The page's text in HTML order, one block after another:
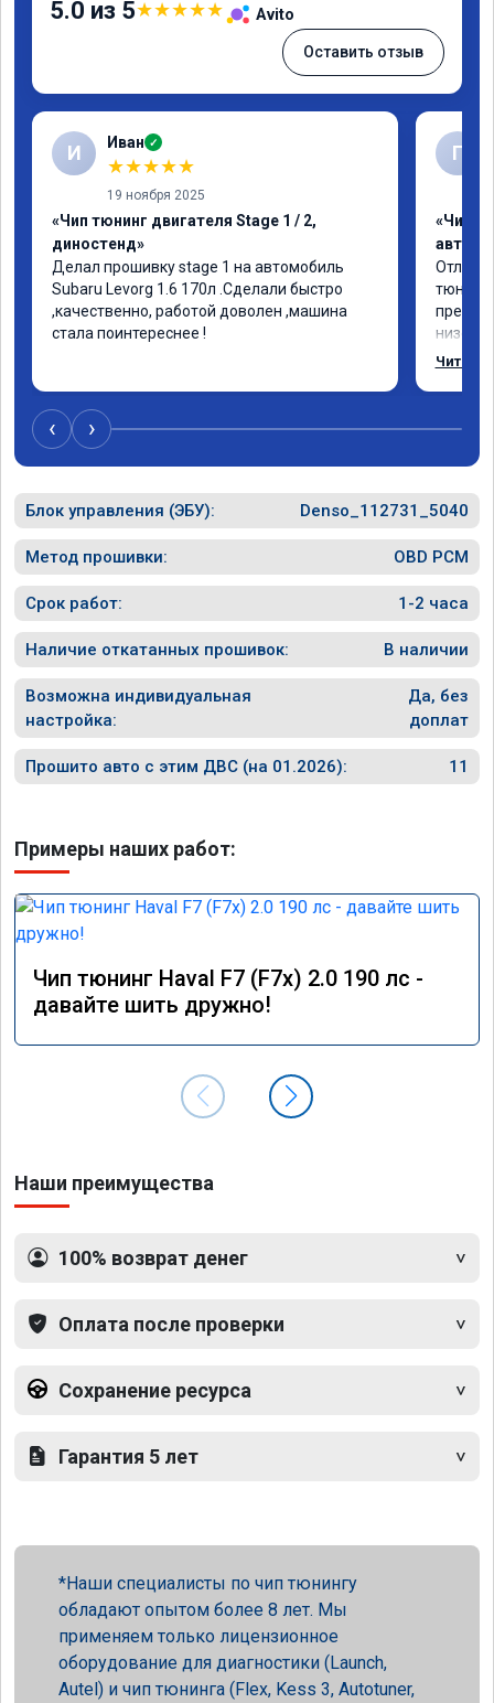
5.0 из 5★★★★★ Avito
Оставить отзыв
И Иван ✓
★★★★★
19 ноября 2025
«Чип тюнинг двигателя Stage 1 / 2,
диностенд»
Делал прошивку stage 1 на автомобиль
Subaru Levorg 1.6 170л .Сделали быстро
,качественно, работой доволен ,машина
стала поинтереснее !
Г
«Чип
низов,
Расход
Читать
‹ ›
Блок управления (ЭБУ): Denso_112731_5040
Метод прошивки: OBD PCM
Срок работ: 1-2 часа
Наличие откатанных прошивок: В наличии
Возможна индивидуальная
настройка:
Да, без
доплат
Прошито авто с этим ДВС (на 01.2026): 11
Примеры наших работ:
Чип тюнинг Haval F7 (F7x) 2.0 190 лс -
давайте шить дружно!
Наши преимущества
100% возврат денег
Оплата после проверки
Сохранение ресурса
Гарантия 5 лет
Наши специалисты по чип тюнингу
обладают опытом более 8 лет. Мы
применяем только лицензионное
оборудование для диагностики (Launch,
Autel) и чип тюнинга (Flex, Kess 3, Autotuner,